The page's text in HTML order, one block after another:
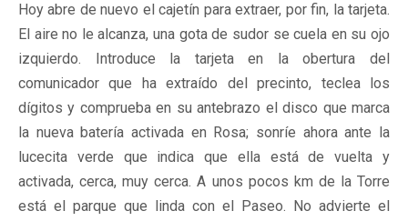
Hoy abre de nuevo el cajetín para extraer, por fin, la tarjeta.
El aire no le alcanza, una gota de sudor se cuela en su ojo
izquierdo. Introduce la tarjeta en la obertura del
comunicador que ha extraído del precinto, teclea los
dígitos y comprueba en su antebrazo el disco que marca
la nueva batería activada en Rosa; sonríe ahora ante la
lucecita verde que indica que ella está de vuelta y
activada, cerca, muy cerca. A unos pocos km de la Torre
está el parque que linda con el Paseo. No advierte el